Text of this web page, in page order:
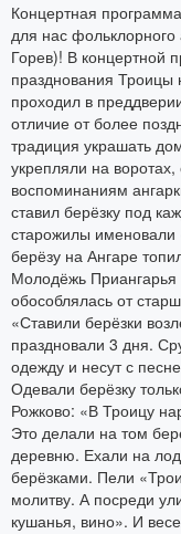
Концертная
для нас
Горев)! В концертной
празднования Троицы
проходил в
отличие от более
традиция украшать
укрепляли на
воспоминаниям
ставил берёзку под
старожилы именовали
берёзу на Ангаре
Молодёжь Приангарья
обособлялась от
«Ставили берёзки
праздновали 3 дня.
одежду и несут с
Одевали берёзку
Рожково: «В Троицу
Это делали на том
деревню. Ехали на
берёзками. Пели
молитву. А посреди
кушанья, вино». И